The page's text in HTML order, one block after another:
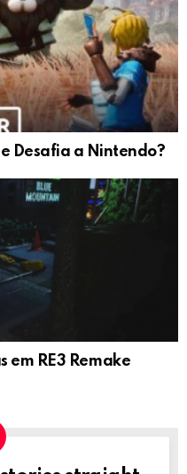
Desafia a Nintendo?
em RE3 Remake